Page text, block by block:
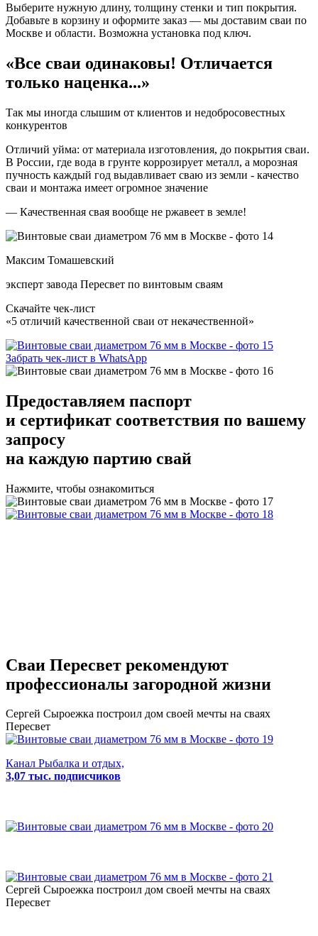
Выберите нужную длину, толщину стенки и тип покрытия.
Добавьте в корзину и оформите заказ — мы доставим сваи по
Москве и области. Возможна установка под ключ.
«Все сваи одинаковы! Отличается
только наценка...»
Так мы иногда слышим от клиентов и недобросовестных
конкурентов
Отличий уйма: от материала изготовления, до покрытия сваи.
В России, где вода в грунте коррозирует металл, а морозная
пучность каждый год выдавливает сваю из земли - качество
сваи и монтажа имеет огромное значение
— Качественная свая вообще не ржавеет в земле!
Максим Томашевский
эксперт завода Пересвет по винтовым сваям
Скачайте чек-лист
«5 отличий качественной сваи от некачественной»
Забрать чек-лист в WhatsApp
Предоставляем паспорт
и сертификат соответствия по вашему
запросу
на каждую партию свай
Нажмите, чтобы ознакомиться
Сваи Пересвет рекомендуют
профессионалы загородной жизни
Сергей Сыроежка построил дом своей мечты на сваях
Пересвет
Канал Рыбалка и отдых,
3,07 тыс. подписчиков
Сергей Сыроежка построил дом своей мечты на сваях
Пересвет